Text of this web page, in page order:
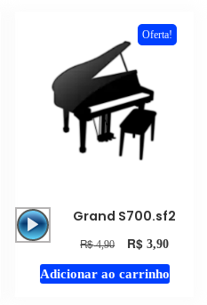
Oferta!
Tocador
áudio
Grand S700.sf2
R$4,90 R$ 3,90
Adicionar ao carrinho